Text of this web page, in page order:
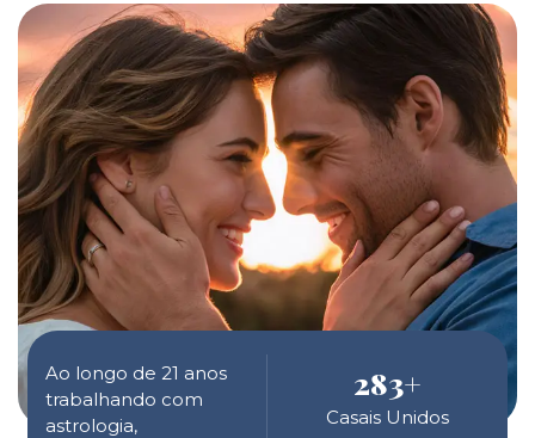
Ao longo de 21 anos
trabalhando com
astrologia,
283+
Casais Unidos